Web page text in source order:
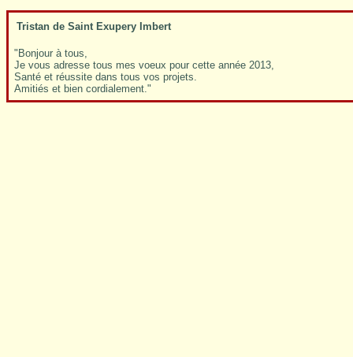
Tristan de Saint Exupery Imbert
"Bonjour à tous,
Je vous adresse tous mes voeux pour cette année 2013,
Santé et réussite dans tous vos projets.
Amitiés et bien cordialement."